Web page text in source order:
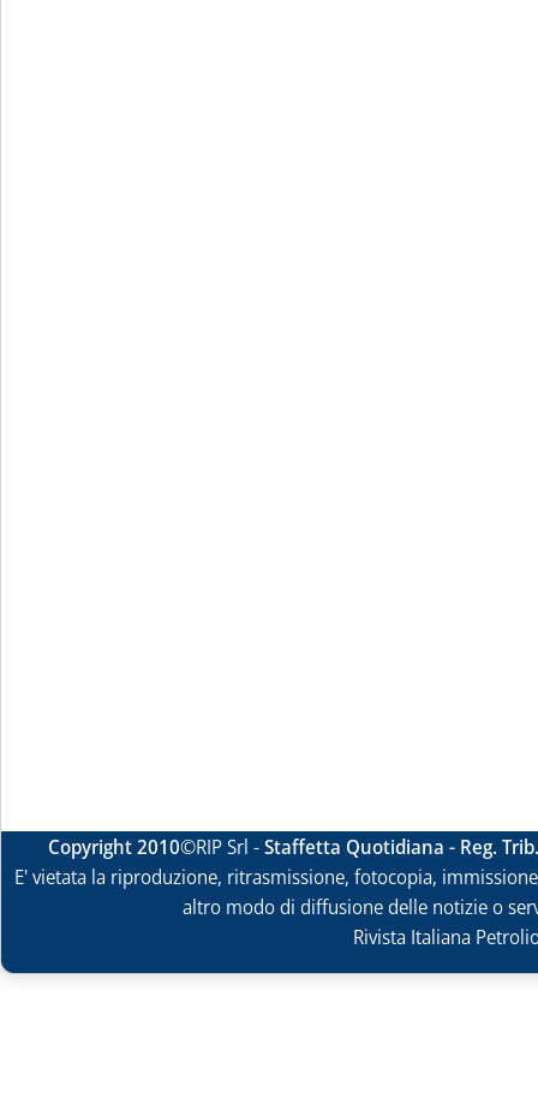
Copyright 2010©RIP Srl -Staffetta Quotidiana - Reg.
E' vietata la riproduzione, ritrasmissione, fotocopia,
altro modo di diffusione delle notizie o
Rivista Italiana